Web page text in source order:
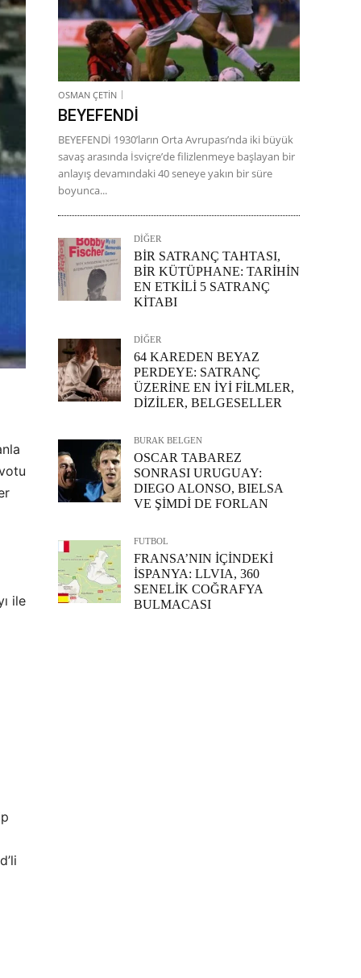
ile
OSMAN ÇETİN
BEYEFENDİ
BEYEFENDİ 1930’ların Orta Avrupası’nda iki büyük
savaş arasında İsviçre’de filizlenmeye başlayan bir
anlayış devamındaki 40 seneye yakın bir süre
boyunca...
DİĞER
BİR SATRANÇ TAHTASI,
BİR KÜTÜPHANE: TARİHİN
EN ETKİLİ 5 SATRANÇ
KİTABI
DİĞER
64 KAREDEN BEYAZ
PERDEYE: SATRANÇ
ÜZERİNE EN İYİ FİLMLER,
DİZİLER, BELGESELLER
BURAK BELGEN
OSCAR TABAREZ
SONRASI URUGUAY:
DIEGO ALONSO, BIELSA
VE ŞİMDİ DE FORLAN
FUTBOL
FRANSA’NIN İÇİNDEKİ
İSPANYA: LLVIA, 360
SENELİK COĞRAFYA
BULMACASI